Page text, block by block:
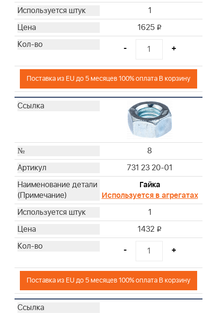
1
1625 i
- +
Поставка из EU до 5 месяцев 100% оплата В корзину
8
731 23 20-01
Гайка
Используется в агрегатах
1
1432 i
- +
Поставка из EU до 5 месяцев 100% оплата В корзину